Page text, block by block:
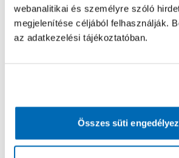
webanalitikai és személyre szóló
megjelenítése céljából felhasználják.
az adatkezelési tájékoztatóban.
Összes süti